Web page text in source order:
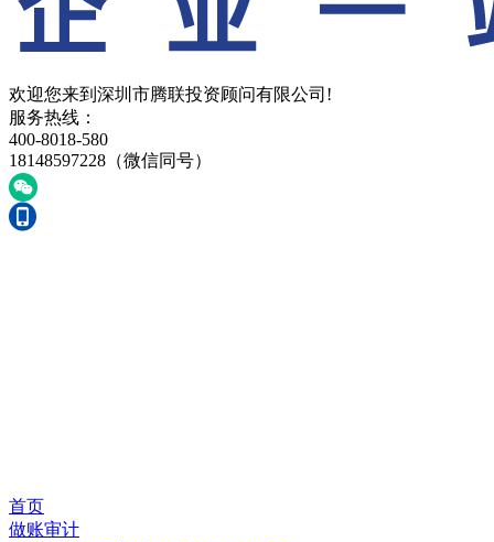
欢迎您来到深圳市腾联投资顾问有限公司!
服务热线：
400-8018-580
18148597228（微信同号）
首页
做账审计